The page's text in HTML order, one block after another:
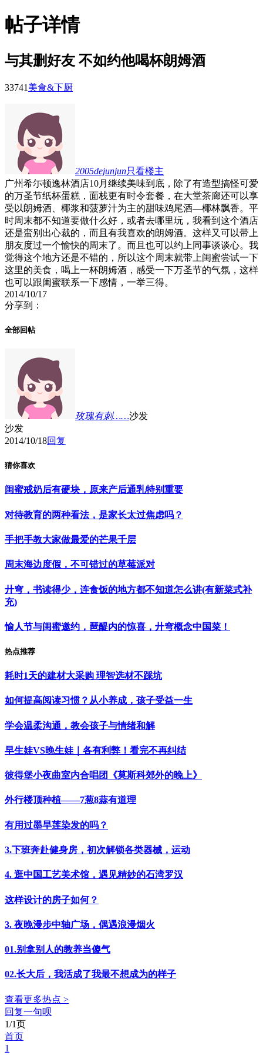
帖子详情
与其删好友 不如约他喝杯朗姆酒
33741 美食&下厨
2005dejunjun只看楼主
广州希尓顿逸林酒店10月继续美味到底，除了有造型搞怪可爱
的万圣节纸杯蛋糕，面栈更有时令套餐，在大堂茶廊还可以享
受以朗姆酒、椰浆和菠萝汁为主的甜味鸡尾酒—椰林飘香。平
时周末都不知道要做什么好，或者去哪里玩，我看到这个酒店
还是蛮别出心裁的，而且有我喜欢的朗姆酒。这样又可以带上
朋友度过一个愉快的周末了。而且也可以约上同事谈谈心。我
觉得这个地方还是不错的，所以这个周末就带上闺蜜尝试一下
这里的美食，喝上一杯朗姆酒，感受一下万圣节的气氛，这样
也可以跟闺蜜联系一下感情，一举三得。
2014/10/17
分享到：
全部回帖
玫瑰有刺……沙发
沙发
2014/10/18回复
猜你喜欢
闺蜜戒奶后有硬块，原来产后通乳特别重要
对待教育的两种看法，是家长太过焦虑吗？
手把手教大家做最爱的芒果千层
周末海边度假，不可错过的草莓派对
廾穹，书读得少，连食饭的地方都不知道怎么讲(有新菜式补
充)
愉人节与闺蜜邀约，琶醍内的惊喜，廾穹概念中国菜！
热点推荐
耗时1天的建材大采购 理智选材不踩坑
如何提高阅读习惯？从小养成，孩子受益一生
学会温柔沟通，教会孩子与情绪和解
早生娃VS晚生娃｜各有利弊！看完不再纠结
彼得堡小夜曲室内合唱团《莫斯科郊外的晚上》
外行楼顶种植——7葱8蒜有道理
有用过墨旱莲染发的吗？
3.下班奔赴健身房，初次解锁各类器械，运动
4. 逛中国工艺美术馆，遇见精妙的石湾罗汉
这样设计的房子如何？
3. 夜晚漫步中轴广场，偶遇浪漫烟火
01.别拿别人的教养当傻气
02.长大后，我活成了我最不想成为的样子
查看更多热点 >
回复一句呗
1/1页
首页
1